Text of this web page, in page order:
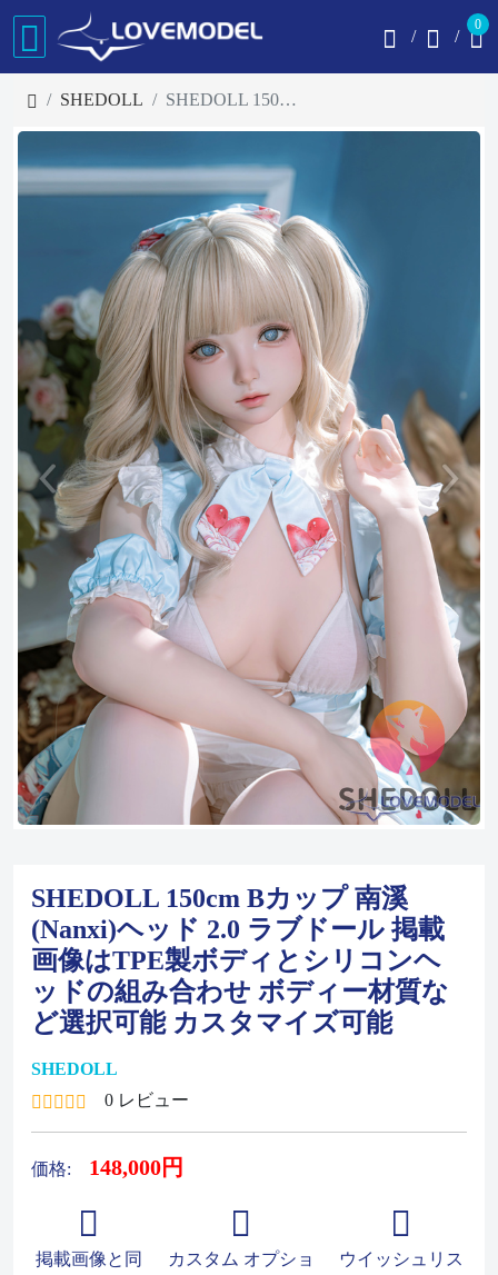
0
SHEDOLL SHEDOLL 150cm Bカップ 南溪(Nanxi)ヘッド 2.0 ラブドール
SHEDOLL 150cm Bカップ 南溪
(Nanxi)ヘッド 2.0 ラブドール 掲載
画像はTPE製ボディとシリコンヘ
ッドの組み合わせ ボディー材質な
ど選択可能 カスタマイズ可能
SHEDOLL
0 レビュー
価格: 148,000円
掲載画像と同
カスタム オプショ
ウイッシュリス